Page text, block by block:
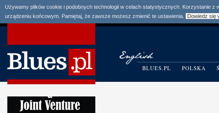
Używamy plików cookie i podobnych technologii w celach statystycznych. Korzystanie
urządzeniu końcowym. Pamiętaj, że zawsze możesz zmienić te ustawienia.
Dowiedz się
BLUES.PL POLSKA